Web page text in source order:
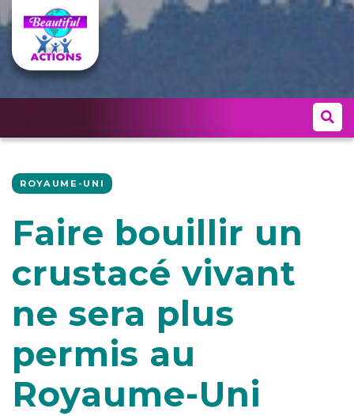
ROYAUME-UNI
Faire bouillir un
crustacé vivant
ne sera plus
permis au
Royaume-Uni